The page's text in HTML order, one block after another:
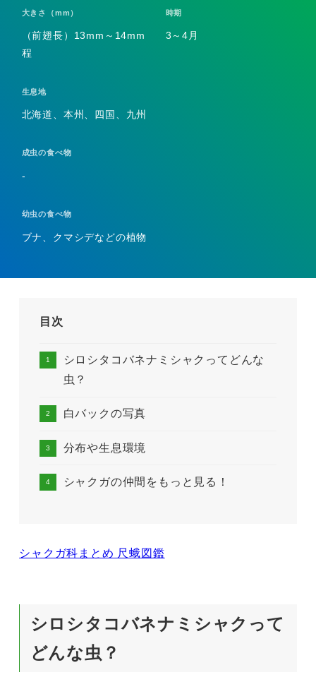
大きさ（mm）
（前翅長）13mm～14mm
程
時期
3～4月
生息地
北海道、本州、四国、九州
成虫の食べ物
-
幼虫の食べ物
ブナ、クマシデなどの植物
目次
シロシタコバネナミシャクってどんな
虫？
白バックの写真
分布や生息環境
シャクガの仲間をもっと見る！
シャクガ科まとめ 尺蛾図鑑
シロシタコバネナミシャクって
どんな虫？